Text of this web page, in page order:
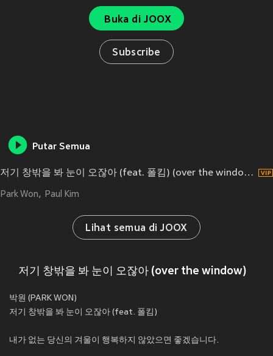
Buka di JOOX
Subscribe
Putar Semua
저기 창밖을 봐 눈이 오잖아 (feat. 폴킴) (over the window)
Park Won Paul Kim
Lihat semua di JOOX
저기 창밖을 봐 눈이 오잖아 (over the window)
박원 (PARK WON)
저기 창밖을 봐 눈이 오잖아 (feat. 폴킴)
내가 없는 당신의 겨울이 행복하지 않았으면 좋겠습니다.